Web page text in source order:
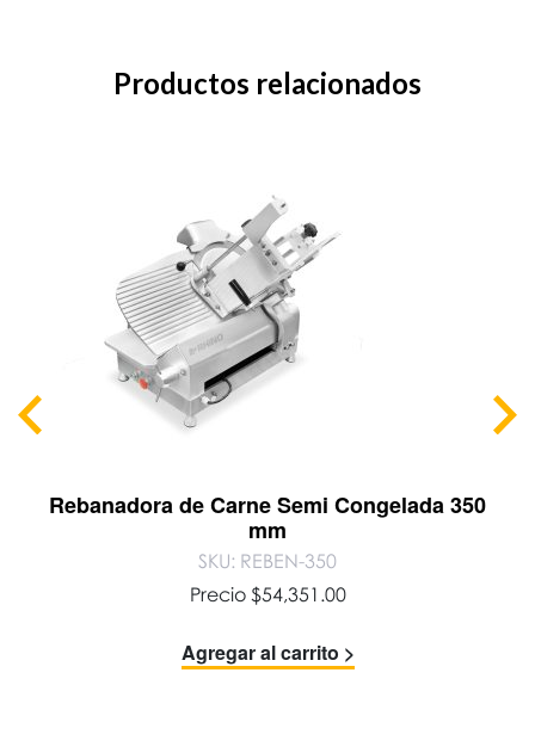
Productos relacionados
Rebanadora de Carne Semi Congelada 350
mm
SKU: REBEN-350
Precio $54,351.00
Agregar al carrito >